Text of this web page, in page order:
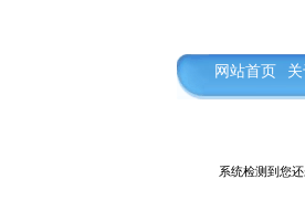
网站首页
系统检测到您